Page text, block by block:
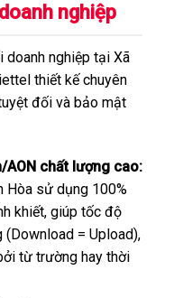
nghiệp
doanh nghiệp tại Xã
thiết kế chuyên
đối và bảo mật
AON chất lượng cao:
Hòa sử dụng 100%
khiết, giúp tốc độ
= Upload),
từ trường hay thời